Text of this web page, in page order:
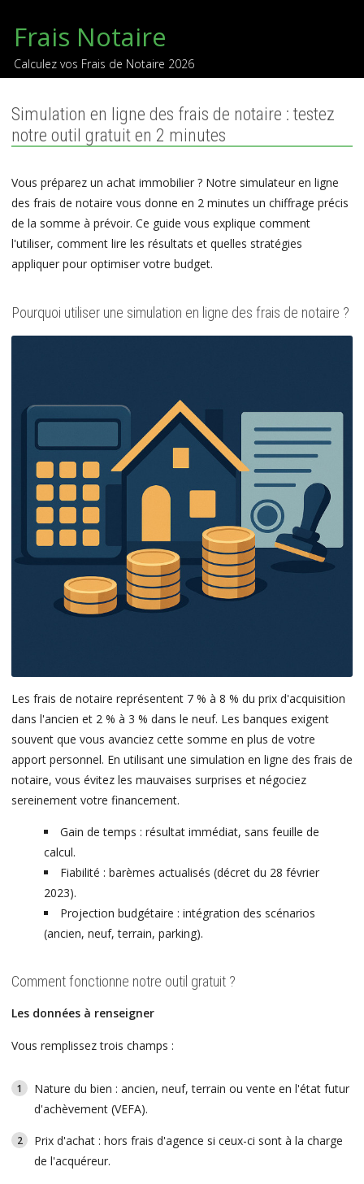
Frais Notaire
Calculez vos Frais de Notaire 2026
Simulation en ligne des frais de notaire : testez
notre outil gratuit en 2 minutes
Vous préparez un achat immobilier ? Notre simulateur en ligne
des frais de notaire vous donne en 2 minutes un chiffrage précis
de la somme à prévoir. Ce guide vous explique comment
l'utiliser, comment lire les résultats et quelles stratégies
appliquer pour optimiser votre budget.
Pourquoi utiliser une simulation en ligne des frais de notaire ?
Les frais de notaire représentent 7 % à 8 % du prix d'acquisition
dans l'ancien et 2 % à 3 % dans le neuf. Les banques exigent
souvent que vous avanciez cette somme en plus de votre
apport personnel. En utilisant une simulation en ligne des frais de
notaire, vous évitez les mauvaises surprises et négociez
sereinement votre financement.
Gain de temps : résultat immédiat, sans feuille de
calcul.
Fiabilité : barèmes actualisés (décret du 28 février
2023).
Projection budgétaire : intégration des scénarios
(ancien, neuf, terrain, parking).
Comment fonctionne notre outil gratuit ?
Les données à renseigner
Vous remplissez trois champs :
Nature du bien : ancien, neuf, terrain ou vente en l'état futur
d'achèvement (VEFA).
Prix d'achat : hors frais d'agence si ceux-ci sont à la charge
de l'acquéreur.